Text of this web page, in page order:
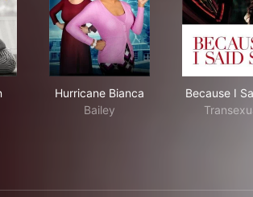
Hurricane Bianca
Bailey
Because I